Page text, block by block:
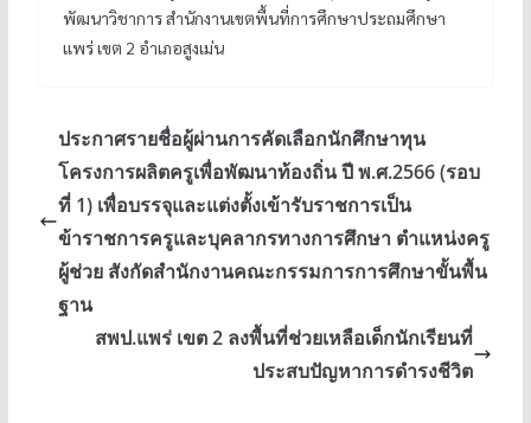
พัฒนาวิชาการ สำนักงานเขตพื้นที่การศึกษาประถมศึกษา
แพร่ เขต 2 อำเภอสูงเม่น
ประกาศรายชื่อผู้ผ่านการคัดเลือกนักศึกษาทุน
โครงการผลิตครูเพื่อพัฒนาท้องถิ่น ปี พ.ศ.2566 (รอบ
ที่ 1) เพื่อบรรจุและแต่งตั้งเข้ารับราชการเป็น
ข้าราชการครูและบุคลากรทางการศึกษา ตำแหน่งครู
ผู้ช่วย สังกัดสำนักงานคณะกรรมการการศึกษาขั้นพื้น
ฐาน
สพป.แพร่ เขต 2 ลงพื้นที่ช่วยเหลือเด็กนักเรียนที่
ประสบปัญหาการดำรงชีวิต